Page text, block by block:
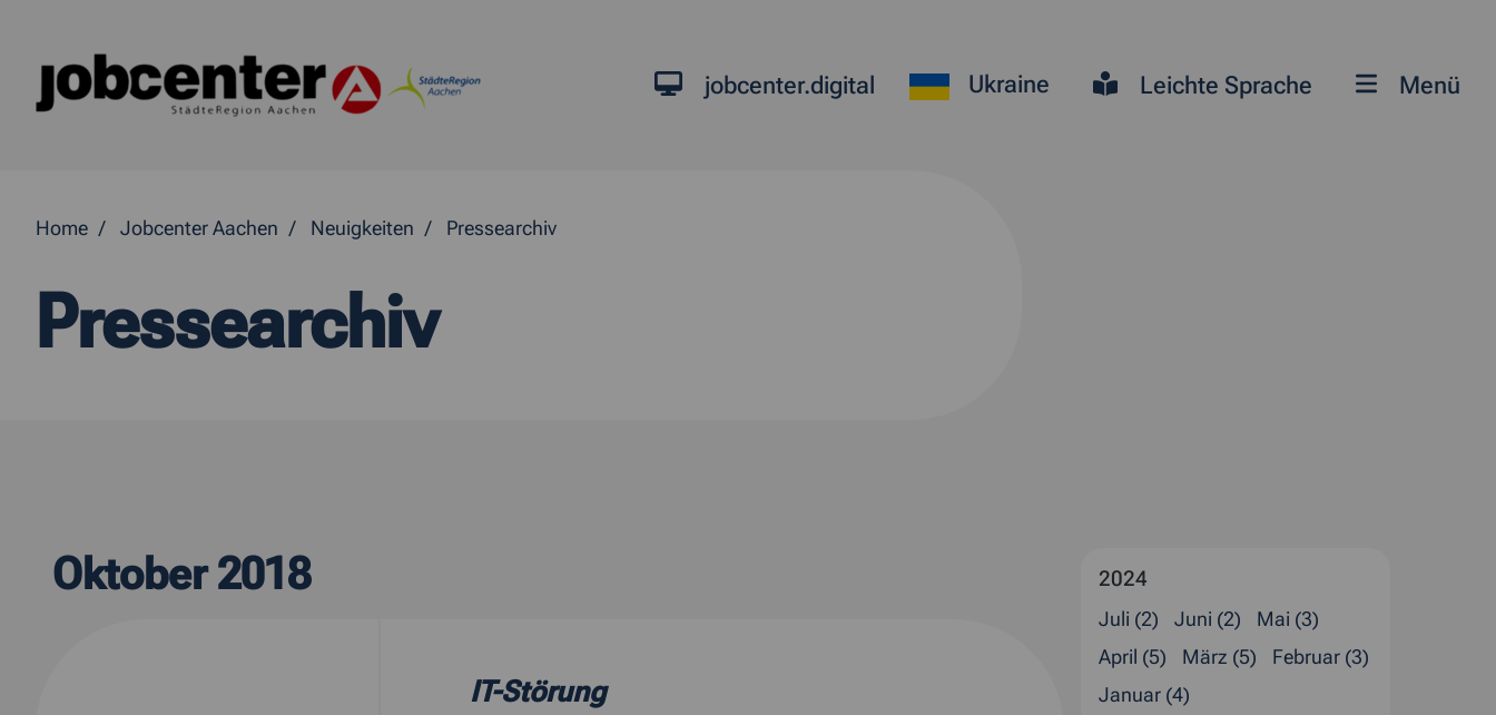
jobcenter.digital Ukraine Leichte Sprache Menü
Home Jobcenter Aachen Neuigkeiten Pressearchiv
Pressearchiv
Oktober 2018
IT-Störung
2024
Juli (2) Juni (2)
Mai (3)
April (5)
März (5)
Februar (3)
Januar (4)